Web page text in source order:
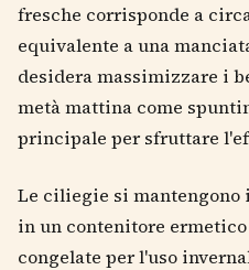
fresche corrisponde a
equivalente a una
desidera massimizzare i
metà mattina come
principale per sfruttare
Le ciliegie si
in un contenitore ermetico
congelate per l'uso